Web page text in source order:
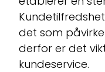
det som
derfor er det
kundeservice.